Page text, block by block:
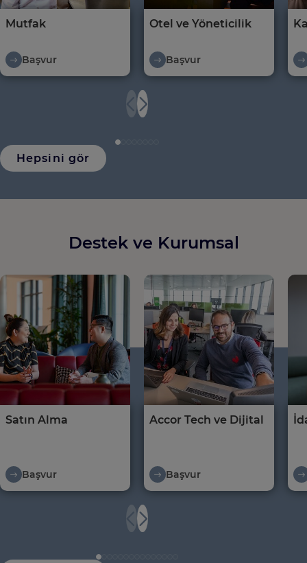
Mutfak
Başvur
Otel ve Yöneticilik
Başvur
Hepsini gör
Destek ve Kurumsal
Satın Alma
Başvur
Accor Tech ve Dijital
Başvur